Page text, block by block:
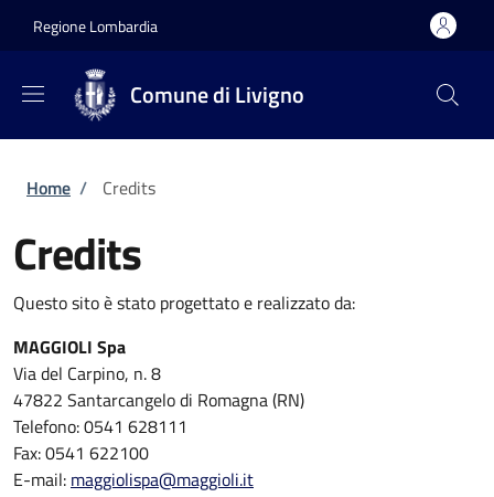
Regione Lombardia
Comune di Livigno
Briciole di pane
Home / Credits
Credits
Questo sito è stato progettato e realizzato da:
MAGGIOLI Spa
Via del Carpino, n. 8
47822 Santarcangelo di Romagna (RN)
Telefono: 0541 628111
Fax: 0541 622100
E-mail: maggiolispa@maggioli.it